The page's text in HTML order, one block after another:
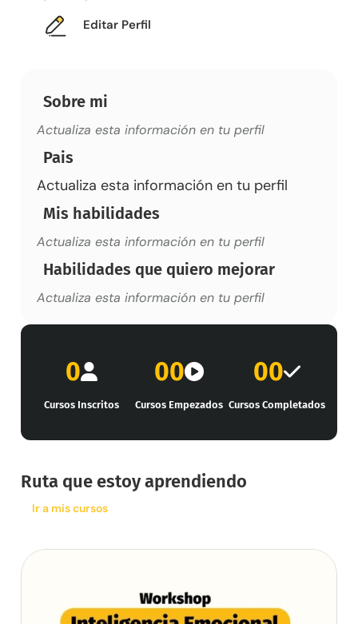
Editar Perfil
Sobre mi
Actualiza esta información en tu perfil
Pais
Actualiza esta información en tu perfil
Mis habilidades
Actualiza esta información en tu perfil
Habilidades que quiero mejorar
Actualiza esta información en tu perfil
0
Cursos Inscritos
00
Cursos Empezados
00
Cursos Completados
Ruta que estoy aprendiendo​
Ir a mis cursos